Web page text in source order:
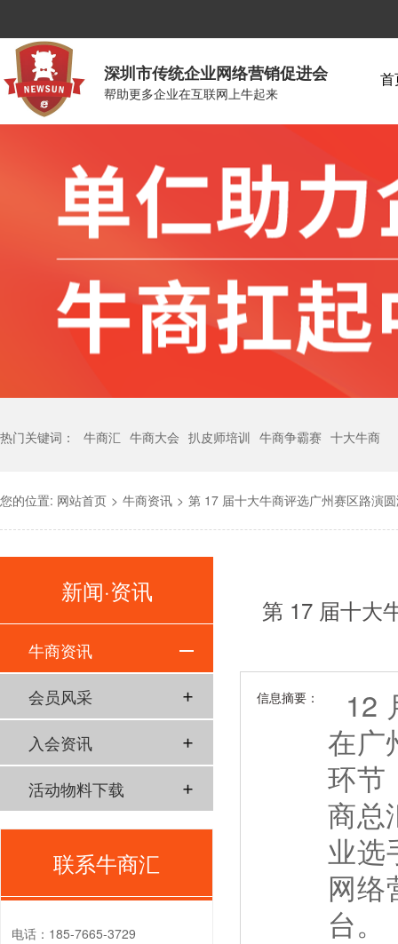
深圳市传统企业网络营销促进会
帮助更多企业在互联网上牛起来
热门关键词： 牛商汇 牛商大会 扒皮师培训 牛商争霸赛 十大牛商
您的位置: 网站首页 > 牛商资讯 > 第 17 届十大牛商评选广州赛区路演
第 17 届十大
信息摘要：
12
在广
环节
商总
业选
网络
台。
新闻·资讯
牛商资讯
会员风采
入会资讯
活动物料下载
联系牛商汇
电话： 185-7665-3729